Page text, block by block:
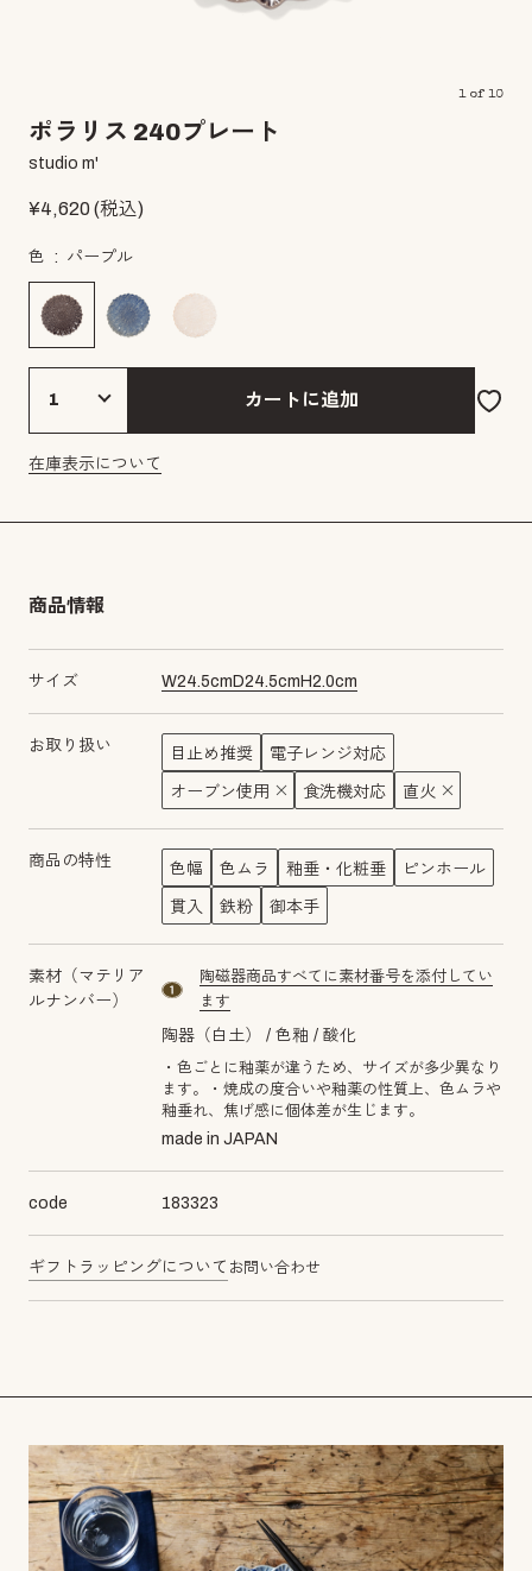
1of 10
ポラリス 240プレート
studio m'
¥4,620(税込)
色 パープル
カートに追加
在庫表示について
商品情報
サイズ W24.5cm D24.5cm H2.0cm
お取り扱い 目止め推奨 電子レンジ対応
オーブン使用 食洗機対応 直火
商品の特性 色幅 色ムラ 釉垂・化粧垂 ピンホール
貫入 鉄粉 御本手
素材（マテリア
ルナンバー）
material number1
陶磁器商品すべてに素材番号を添付してい
ます
陶器（白土） 色釉 酸化
・色ごとに釉薬が違うため、サイズが多少異なり
ます。・焼成の度合いや釉薬の性質上、色ムラや
釉垂れ、焦げ感に個体差が生じます。
made in JAPAN
code 183323
ギフトラッピングについて お問い合わせ